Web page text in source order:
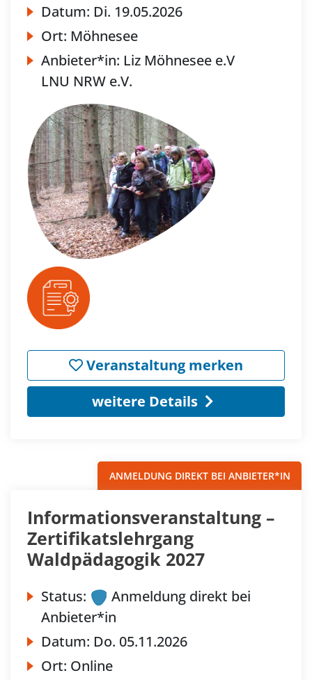
Datum: Di. 19.05.2026
Ort: Möhnesee
Anbieter*in: Liz Möhnesee e.V
LNU NRW e.V.
Veranstaltung merken
weitere Details
ANMELDUNG DIREKT BEI ANBIETER*IN
Informationsveranstaltung –
Zertifikatslehrgang
Waldpädagogik 2027
Status:
Anmeldung direkt bei
Anbieter*in
Datum: Do. 05.11.2026
Ort: Online